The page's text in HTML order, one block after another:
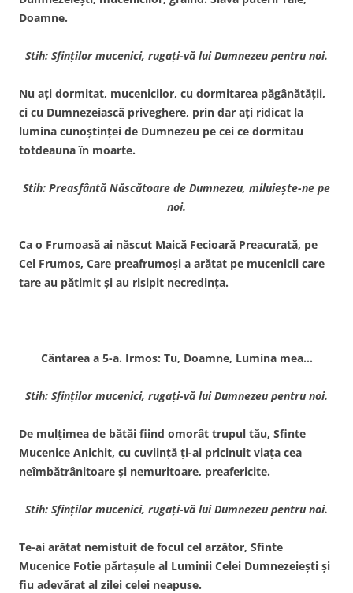
Doamne.
Stih: Sfinţilor mucenici, rugaţi-vă lui Dumnezeu pentru noi.
Nu aţi dormitat, mucenicilor, cu dormitarea păgânătăţii,
ci cu Dumnezeiască priveghere, prin dar aţi ridicat la
lumina cunoştinţei de Dumnezeu pe cei ce dormitau
totdeauna în moarte.
Stih: Preasfântă Născătoare de Dumnezeu, miluieşte-ne pe
noi.
Ca o Frumoasă ai născut Maică Fecioară Preacurată, pe
Cel Frumos, Care preafrumoşi a arătat pe mucenicii care
tare au pătimit şi au risipit necredinţa.
Cântarea a 5-a. Irmos: Tu, Doamne, Lumina mea…
Stih: Sfinţilor mucenici, rugaţi-vă lui Dumnezeu pentru noi.
De mulţimea de bătăi fiind omorât trupul tău, Sfinte
Mucenice Anichit, cu cuviinţă ţi-ai pricinuit viaţa cea
neîmbătrânitoare şi nemuritoare, preafericite.
Stih: Sfinţilor mucenici, rugaţi-vă lui Dumnezeu pentru noi.
Te-ai arătat nemistuit de focul cel arzător, Sfinte
Mucenice Fotie părtaşule al Luminii Celei Dumnezeieşti şi
fiu adevărat al zilei celei neapuse.